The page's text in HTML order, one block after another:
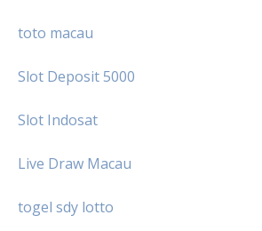
toto macau
Slot Deposit 5000
Slot Indosat
Live Draw Macau
togel sdy lotto